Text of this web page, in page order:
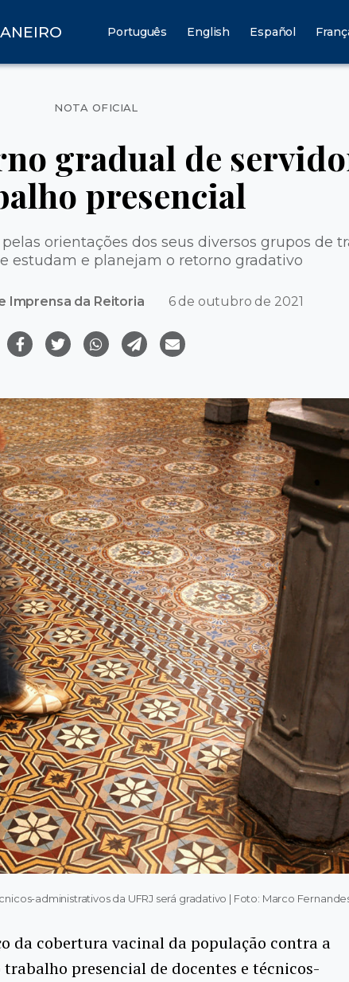
Português English Español
Categorias
NOTA OFICIAL
gradual de
presencial
orientações dos seus diversos grupos de
estudam e planejam o retorno gradativo
Imprensa da Reitoria 6 de outubro de 2021
administrativos da UFRJ será gradativo | Foto: Marco
da cobertura vacinal da população contra a
presencial de docentes e técnicos-